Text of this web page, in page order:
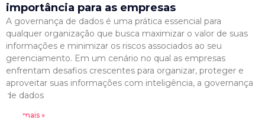
importância para as empresas
A governança de dados é uma prática essencial para
qualquer organização que busca maximizar o valor de suas
informações e minimizar os riscos associados ao seu
gerenciamento. Em um cenário no qual as empresas
enfrentam desafios crescentes para organizar, proteger e
aproveitar suas informações com inteligência, a governança
de dados
Leia mais »